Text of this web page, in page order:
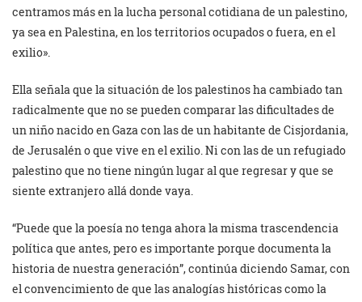
centramos más en la lucha personal cotidiana de un palestino,
ya sea en Palestina, en los territorios ocupados o fuera, en el
exilio».
Ella señala que la situación de los palestinos ha cambiado tan
radicalmente que no se pueden comparar las dificultades de
un niño nacido en Gaza con las de un habitante de Cisjordania,
de Jerusalén o que vive en el exilio. Ni con las de un refugiado
palestino que no tiene ningún lugar al que regresar y que se
siente extranjero allá donde vaya.
“Puede que la poesía no tenga ahora la misma trascendencia
política que antes, pero es importante porque documenta la
historia de nuestra generación”, continúa diciendo Samar, con
el convencimiento de que las analogías históricas como la